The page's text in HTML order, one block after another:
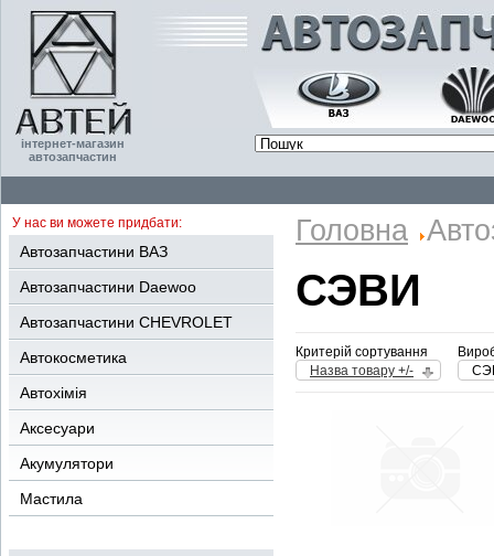
інтернет-магазин
автозапчастин
У нас ви можете придбати:
Автозапчастини ВАЗ
Автозапчастини Daewoo
Автозапчастини CHEVROLET
Автокосметика
Автохімія
Аксесуари
Акумулятори
Мастила
Головна
СЭВИ
Критерій сортування
Назва товару +/-